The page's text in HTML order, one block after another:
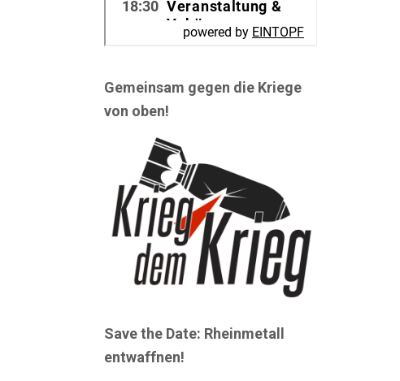
Gemeinsam gegen die Kriege
von oben!
Save the Date: Rheinmetall
entwaffnen!